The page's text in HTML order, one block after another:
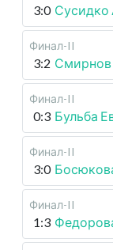
3:0 Сусидко
Финал-II
3:2
Финал-II
0:3 Бульба
Финал-II
3:0
Финал-II
1:3